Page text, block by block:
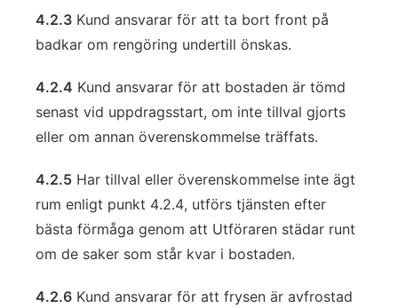
4.2.3 Kund ansvarar för att ta bort front på
badkar om rengöring undertill önskas.
4.2.4 Kund ansvarar för att bostaden är tömd
senast vid uppdragsstart, om inte tillval gjorts
eller om annan överenskommelse träffats.
4.2.5 Har tillval eller överenskommelse inte ägt
rum enligt punkt 4.2.4, utförs tjänsten efter
bästa förmåga genom att Utföraren städar runt
om de saker som står kvar i bostaden.
4.2.6 Kund ansvarar för att frysen är avfrostad